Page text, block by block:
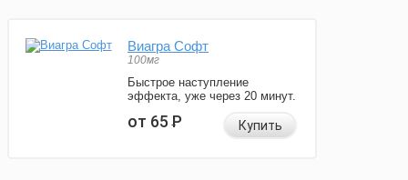
Виагра Софт
100мг
Быстрое наступление
эффекта, уже через 20 минут.
от 65Р Купить